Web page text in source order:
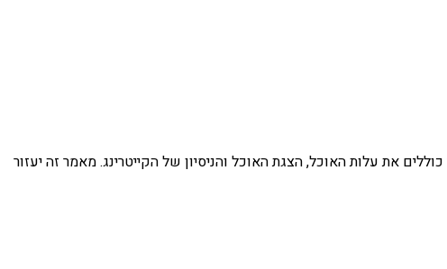
את עלות האוכל, הצגת האוכל והניסיון של הקייטרינג. מאמר זה יעזור